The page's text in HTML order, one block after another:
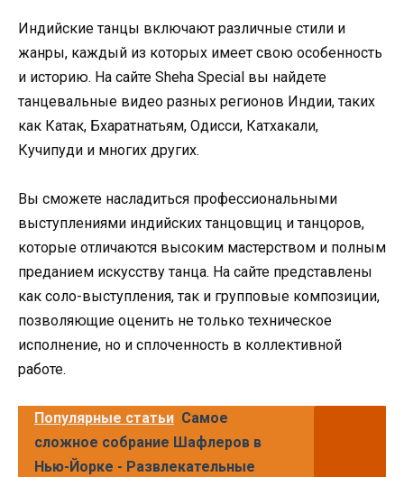
Индийские танцы включают различные стили и
жанры, каждый из которых имеет свою особенность
и историю. На сайте Sheha Special вы найдете
танцевальные видео разных регионов Индии, таких
как Катак, Бхаратнатьям, Одисси, Катхакали,
Кучипуди и многих других.
Вы сможете насладиться профессиональными
выступлениями индийских танцовщиц и танцоров,
которые отличаются высоким мастерством и полным
преданием искусству танца. На сайте представлены
как соло-выступления, так и групповые композиции,
позволяющие оценить не только техническое
исполнение, но и сплоченность в коллективной
работе.
Популярные статьи Самое
сложное собрание Шафлеров в
Нью-Йорке - Развлекательные